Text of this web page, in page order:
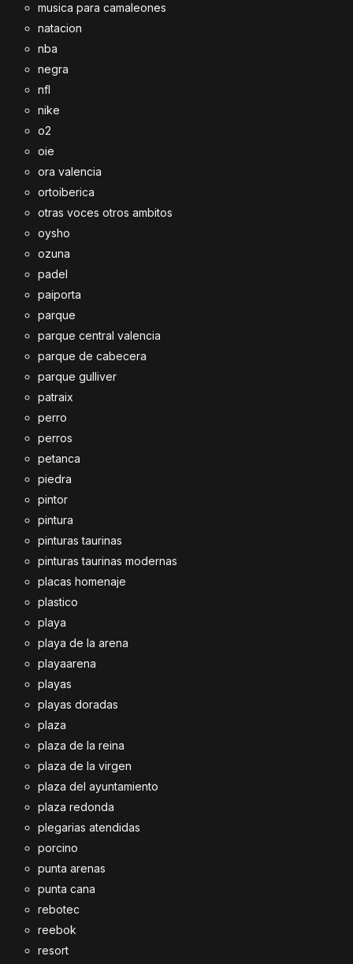
musica para camaleones
natacion
nba
negra
nfl
nike
o2
oie
ora valencia
ortoiberica
otras voces otros ambitos
oysho
ozuna
padel
paiporta
parque
parque central valencia
parque de cabecera
parque gulliver
patraix
perro
perros
petanca
piedra
pintor
pintura
pinturas taurinas
pinturas taurinas modernas
placas homenaje
plastico
playa
playa de la arena
playaarena
playas
playas doradas
plaza
plaza de la reina
plaza de la virgen
plaza del ayuntamiento
plaza redonda
plegarias atendidas
porcino
punta arenas
punta cana
rebotec
reebok
resort